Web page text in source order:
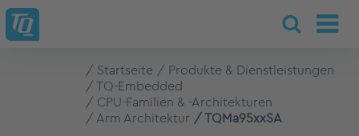
Startseite
Produkte & Dienstleistungen
TQ-Embedded
CPU-Familien & -Architekturen
Arm Architektur
TQMa95xxSA